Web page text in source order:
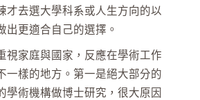
才去選大學科系或人生方向的以
出更適合自己的選擇。
視家庭與國家，反應在學術工作
一樣的地方。第一是絕大部分的
學術機構做博士研究，很大原因